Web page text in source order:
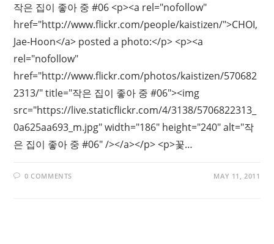
작은 집이 좋아 중 #06 <p><a rel="nofollow"
href="http://www.flickr.com/people/kaistizen/">CHOI,
Jae-Hoon</a> posted a photo:</p> <p><a
rel="nofollow"
href="http://www.flickr.com/photos/kaistizen/570682
2313/" title="작은 집이 좋아 중 #06"><img
src="https://live.staticflickr.com/4/3138/5706822313_
0a625aa693_m.jpg" width="186" height="240" alt="작
은 집이 좋아 중 #06" /></a></p> <p>꽃…
0 COMMENTS MAY 11, 2011